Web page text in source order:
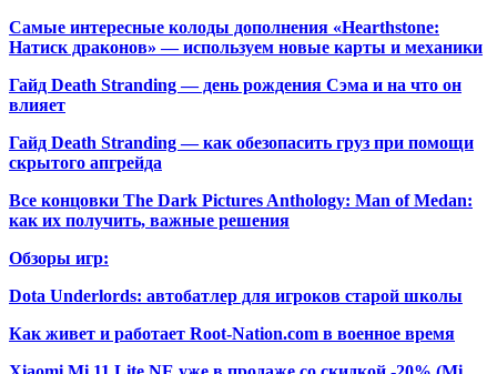
Самые интересные колоды дополнения «Hearthstone:
Натиск драконов» — используем новые карты и механики
Гайд Death Stranding — день рождения Сэма и на что он
влияет
Гайд Death Stranding — как обезопасить груз при помощи
скрытого апгрейда
Все концовки The Dark Pictures Anthology: Man of Medan:
как их получить, важные решения
Обзоры игр:
Dota Underlords: автобатлер для игроков старой школы
Как живет и работает Root-Nation.com в военное время